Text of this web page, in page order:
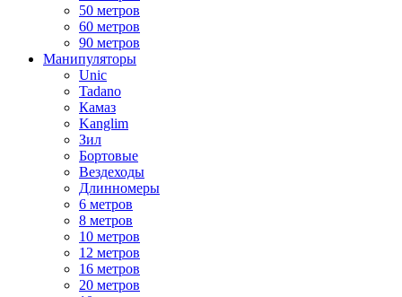
50 метров
60 метров
90 метров
Манипуляторы
Unic
Tadano
Камаз
Kanglim
Зил
Бортовые
Вездеходы
Длинномеры
6 метров
8 метров
10 метров
12 метров
16 метров
20 метров